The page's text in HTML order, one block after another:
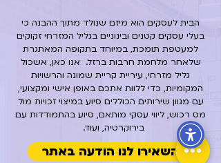
הבית לעסקים הוא מיזם שנולד מתוך ההבנה כי
בעלי עסקים קטנים ובינוניים בגליל המזרחי זקוקים
למעטפת תומכת, במיוחד בתקופה המאתגרת
שלאחר מלחמת חרבות ברזל. אנו כאן, אשכול
גליל מזרחי, עיריית קריית שמונה והרשויות
המקומיות, כדי ללוות אתכם באופן אישי ומקצועי,
עם מגוון שירותים הכוללים סיוע במיצוי זכויות מול
מס רכוש, ליווי עסקי מותאם, סיוע בהתמודדות עם
בירוקרטיה, ועוד.
השאירו לנו הודעה באתר